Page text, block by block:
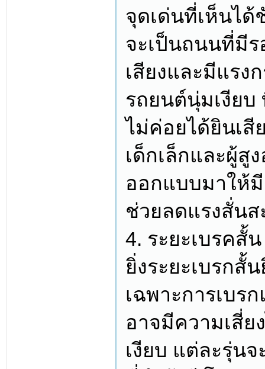
จุดเด่นที่เห็นไ
จะเป็นถนนที่มีร
เสียงและมีแรง
รถยนต์นุ่มเงีย
ไม่ค่อยได้ยินเสี
เด็กเล็กและผู้
ออกแบบมาให้
ช่วยลดแรงสั่นส
4. ระยะเบรคสั้
ยิ่งระยะเบรกสั้
เฉพาะการเบ
อาจมีความเสี่ย
เงียบ แต่ละรุ่น